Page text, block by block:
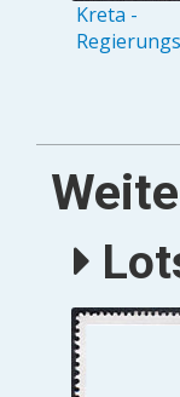
Kreta -